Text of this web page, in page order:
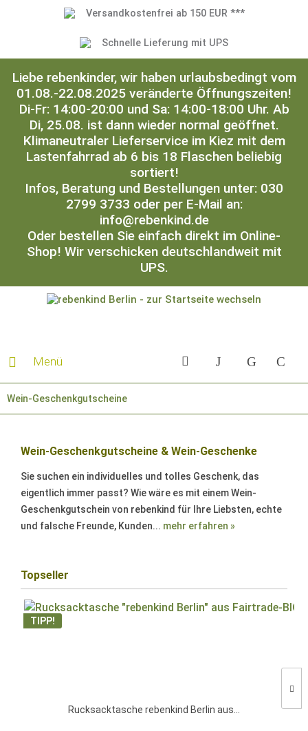
Versandkostenfrei ab 150 EUR ***
Schnelle Lieferung mit UPS
Liebe rebenkinder, wir haben urlaubsbedingt vom
01.08.-22.08.2025 veränderte Öffnungszeiten!
Di-Fr: 14:00-20:00 und Sa: 14:00-18:00 Uhr. Ab
Di, 25.08. ist dann wieder normal geöffnet.
Klimaneutraler Lieferservice im Kiez mit dem
Lastenfahrrad ab 6 bis 18 Flaschen beliebig
sortiert!
Infos, Beratung und Bestellungen unter: 030
2799 3733 oder per E-Mail an:
info@rebenkind.de
Oder bestellen Sie einfach direkt im Online-
Shop! Wir verschicken deutschlandweit mit
UPS.
Menü
Wein-Geschenkgutscheine
Wein-Geschenkgutscheine & Wein-Geschenke
Sie suchen ein individuelles und tolles Geschenk, das
eigentlich immer passt? Wie wäre es mit einem Wein-
Geschenkgutschein von rebenkind für Ihre Liebsten, echte
und falsche Freunde, Kunden... mehr erfahren »
Topseller
TIPP!
Rucksacktasche rebenkind Berlin aus...